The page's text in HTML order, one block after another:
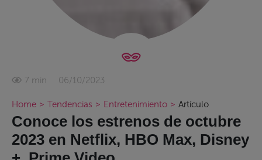
7 min 06/10/2023
Home > Tendencias > Entretenimiento > Artículo
Conoce los estrenos de octubre
2023 en Netflix, HBO Max, Disney